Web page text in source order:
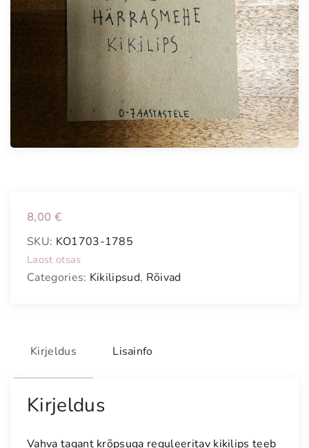
8,00 €
SKU: KO1703-1785
Laost otsas
Categories: Kikilipsud, Rõivad
Kirjeldus Lisainfo
Kirjeldus
Vahva tagant krõpsuga reguleeritav kikilips teeb